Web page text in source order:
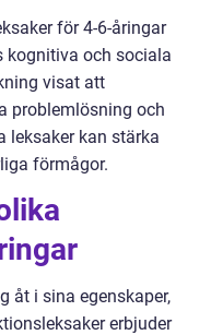
för 4-6-åringar
kognitiva och sociala
visat att
problemlösning och
leksaker kan stärka
förmågor.
åt i sina egenskaper,
erbjuder